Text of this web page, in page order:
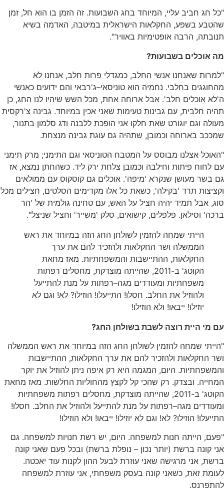
חג חביב עליי,המיוחד בחג השבועות.זה הזמן בו הוא חל,זמן
בשפע,החקלאות הישראלית במיטבה,האדמה בשיא
,הרבה אופטימיות באוויר".
אוכלים בשבועות?
שאנחנו אנשי החלב,כמגדלי פרות חלב,אנחנו לא
בחלבי.נחמיה הוא טוניסאי–ג'רבאי והם ידועים כאנשי
'לא אוכלים חלב'.אבל ארוחה אחת,מכל השש שיהיו לנו החג,כן
חלבית,עם גבינות טעימות שאני אכין במיוחד.גבינה צ 'רקסית
וגם יוגורט שאת חלקו אני הופכת ללבנה ודג סלמון בתנור,
בארוחה וכמובן,שתהיה גם עוגת גבינה מנצחת.
אצלנו מבוסס על המטבח הטוניסאי וגם התימני;מרק תימני
לחוח פיתות וחילבה וכמובן צלחת ירק ליד.כשהחתן נמצא,אז
בשר מעושן שנקרא' מיפה'.אוכלים גם קוסקוס עם ממולאים
תרד' בקילה',כשאת כל אלו מקדימים הסלטים,חצילים מכל
,אבל תמיד יהיה חציל על האש,עם טחינה גולמית של' הר
'וסילאן.פלפלים,קישואים,סלק' משייר'וחציל שניצל".
הייתי שמחה להזמין לשולחן החג הזה במיוחד את ראש
הממשלה ושר החקלאות ולהזכיר להם את ערך
החקלאות,ההתיישבות והמשפחתיות.מאז מחאת
הקוטג'ב-2011, שהייתה מוצדקת,מחסלים רפתות
משפחתיות ומעודדים מגה–רפתות על מנת להתייעל
ולהוזיל את החלב.חסלו!התייעלו!הוזילו?לא!וגם לא
יוזילו!ייבאו!ולא הוזילו!
מי היית רוצה לשבת בשולחן החג?
שמחה להזמין לשולחן החג הזה במיוחד את ראש הממשלה
החקלאות ולהזכיר להם את ערך החקלאות,ההתיישבות
.היום,המגמה היא רק איפה ניתן להוזיל את יוקר
.ובצדק.רק שהכי קל לקצץ מהחוליות החלשות.מאז מחאת
'ב-2011, שהייתה מוצדקת,מחסלים רפתות משפחתיות
מגה–רפתות על מנת להתייעל ולהוזיל את החלב.חסלו!
!הוזילו?לא!וגם לא יוזילו!ייבאו!ולא הוזילו!
,הייתה חנות למשפחה.היום,יש רשת חנויות למשפחה.גם
קונה ברשת( יותר נכון–נופלת ברשת)ובכל פעם שאני קונה
,אני מרגישה שאני עוזרת לבעל ההון לקנות עוד יאכטה.
זאת,כשאני קונה בעסק משפחתי,אני עוזרת למשפחה
.